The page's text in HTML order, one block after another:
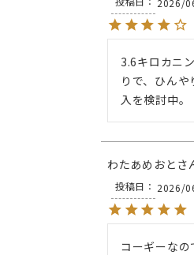
2026/
3.6キロカニ
りで、ひん
入を検討中。
わたあめおと
投稿日
2026/
コーギーな